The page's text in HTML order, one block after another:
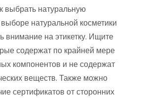
выбрать натуральную
натуральной косметики
внимание на этикетку. Ищите
содержат по крайней мере
компонентов и не содержат
веществ. Также можно
сертификатов от сторонних